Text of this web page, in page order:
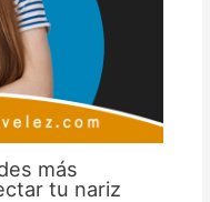
más
tu nariz